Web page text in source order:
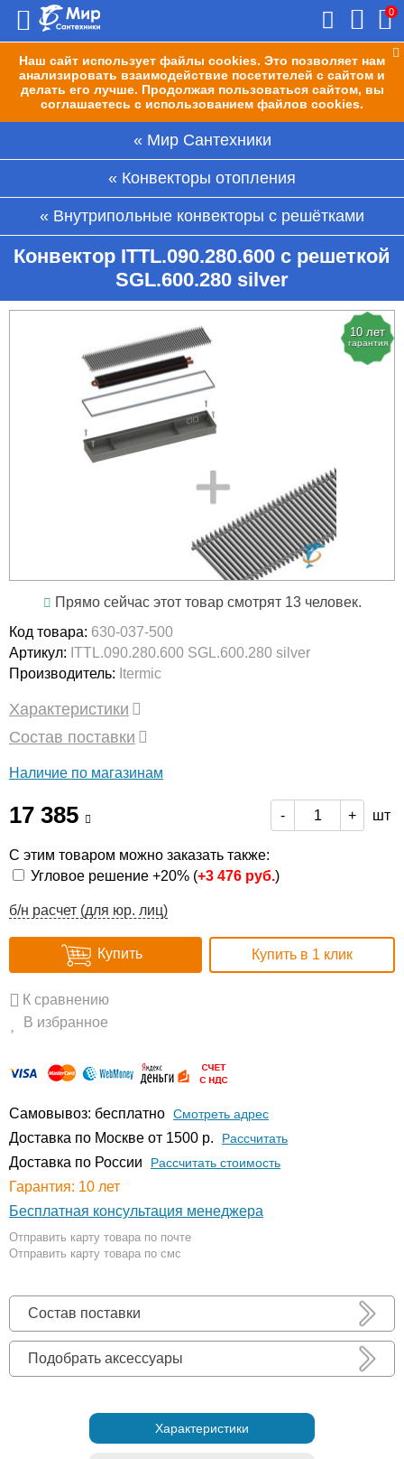
Наш сайт использует файлы cookies. Это позволяет нам
анализировать взаимодействие посетителей с сайтом и
делать его лучше. Продолжая пользоваться сайтом, вы
соглашаетесь с использованием файлов cookies.
0
Мир Сантехники
Конвекторы отопления
Внутрипольные конвекторы с решётками
Конвектор ITTL.090.280.600 с решеткой
SGL.600.280 silver
10 лет
гарантия
Прямо сейчас этот товар смотрят 13 человек.
Код товара: 630-037-500
Артикул: ITTL.090.280.600 SGL.600.280 silver
Производитель: Itermic
Характеристики
Состав поставки
Наличие по магазинам
17 385 - + шт
С этим товаром можно заказать также:
Угловое решение +20% (+3 476 руб.)
б/н расчет (для юр. лиц)
Купить Купить в 1 клик
К сравнению
В избранное
Самовывоз: бесплатно Смотреть адрес
Доставка по Москве от 1500 р. Расcчитать
Доставка по России Рассчитать стоимость
Гарантия: 10 лет
Бесплатная консультация менеджера
Отправить карту товара по почте
Отправить карту товара по смс
Состав поставки
Подобрать аксессуары
Характеристики